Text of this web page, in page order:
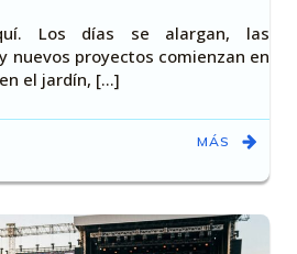
Los días se alargan, las
nuevos proyectos comienzan en
el jardín, [...]
MÁS